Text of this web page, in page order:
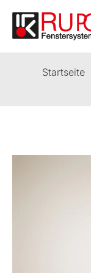
Startseite